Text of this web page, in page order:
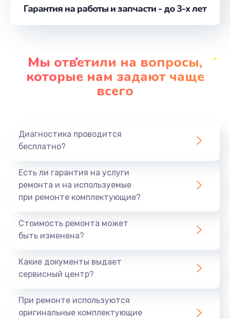
Замена шим-контроллера
от 3900 руб.
Замена шлейфа матрицы
от 1095 руб.
Заказать
от 1890 руб.
от 2990 руб.
Заказать
Гарантия на работы и запчасти - до 3-х лет
Мы ответили на вопросы,
которые нам задают чаще
всего
Диагностика проводится
бесплатно?
Есть ли гарантия на услуги
ремонта и на используемые
при ремонте комплектующие?
Стоимость ремонта может
быть изменена?
Какие документы выдает
сервисный центр?
При ремонте используются
оригинальные комплектующие